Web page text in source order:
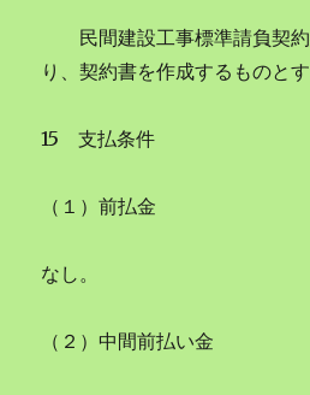
民間建設工事標準請負契約
り、契約書を作成するものとす
15 支払条件
（１）前払金
なし。
（２）中間前払い金